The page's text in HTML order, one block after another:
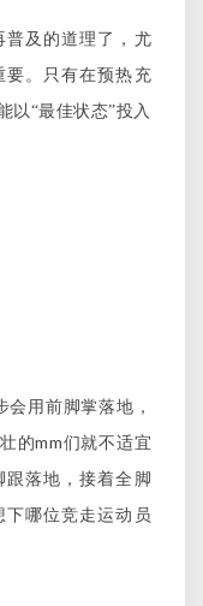
普及的道理了，尤
要。只有在预热充
以“最佳状态”投入
会用前脚掌落地，
的mm们就不适宜
跟落地，接着全脚
哪位竞走运动员